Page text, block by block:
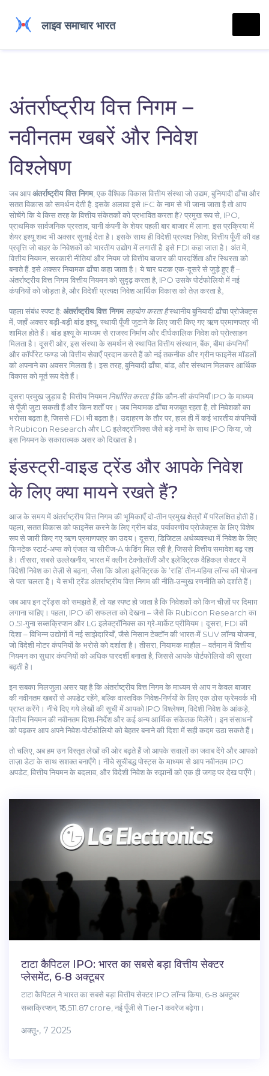
अंतर्राष्ट्रीय वित्त निगम –
नवीनतम खबरें और निवेश
विश्लेषण
जब आपअंतर्राष्ट्रीय वित्त निगम, एक वैश्विक विकास वित्तीय संस्था जो उद्यम, बुनियादी ढाँचा और
सतत विकास को समर्थन देती है. इसके अलावा इसे IFC के नाम से भी जाना जाता हैतो आप
सोचेंगे कि ये किस तरह के वित्तीय संकेतकों को प्रभावित करता है? प्रमुख रूप से, IPO
प्राथमिक सार्वजनिक प्रस्ताव, यानी कंपनी के शेयर पहली बार बाजार में लाना . इस प्रक्रिया में
शेयर इश्यूशब्द भी अक्सर सुनाई देता है। इसके साथ हीविदेशी प्रत्यक्ष निवेश, वित्तीय पूँजी की वह
प्रवृत्ति जो बाहर के निवेशकों को भारतीय उद्योग में लगाती है. इसे FDI कहा जाता है। अंत में,
वित्तीय नियमन, सरकारी नीतियां और नियम जो वित्तीय बाजार की पारदर्शिता और स्थिरता को
बनाते हैं. इसे अक्सरनियामक ढाँचाकहा जाता है। ये चार घटक एक-दूसरे से जुड़े हुए हैं –
अंतर्राष्ट्रीय वित्त निगम वित्तीय नियमन को सुदृढ़ करता है, IPO उसके पोर्टफोलियो में नई
कंपनियों को जोड़ता है, और विदेशी प्रत्यक्ष निवेश आर्थिक विकास को तेज़ करता है。
पहला संबंध स्पष्ट है: अंतर्राष्ट्रीय वित्त निगम सहयोग करता हैस्थानीय बुनियादी ढाँचा प्रोजेक्ट्स
में, जहाँ अक्सर बड़ी‑बड़ीबांड इश्यू, स्थायी पूँजी जुटाने के लिए जारी किए गए ऋण प्रमाणपत्रभी
शामिल होते हैं। बांड इश्यू के माध्यम से राजस्व निर्माण और दीर्घकालिक निवेश को प्रोत्साहन
मिलता है। दूसरी ओर, इस संस्था के समर्थन सेस्थापित वित्तीय संस्थान, बैंक, बीमा कंपनियाँ
और कॉर्पोरेट फण्ड जो वित्तीय सेवाएँ प्रदान करते हैंको नई तकनीक और ग्रीन फाइनेंस मॉडलों
को अपनाने का अवसर मिलता है। इस तरह, बुनियादी ढाँचा, बांड, और संस्थान मिलकर आर्थिक
विकास को मूर्त रूप देते हैं।
दूसरा प्रमुख जुड़ाव है: वित्तीय नियमन निर्धारित करता हैकि कौन‑सी कंपनियाँ IPO के माध्यम
से पूँजी जुटा सकती हैं और किन शर्तों पर। जब नियामक ढाँचा मजबूत रहता है, तो निवेशकों का
भरोसा बढ़ता है, जिससे FDI भी बढ़ता है। उदाहरण के तौर पर, हाल ही में कई भारतीय कंपनियों
ने Rubicon Research और LG इलेक्ट्रॉनिक्स जैसे बड़े नामों के साथ IPO किया, जो
इस नियमन के सकारात्मक असर को दिखाता है।
इंडस्ट्री‑वाइड ट्रेंड और आपके निवेश
के लिए क्या मायने रखते हैं?
आज के समय में अंतर्राष्ट्रीय वित्त निगम की भूमिकाएँ दो‑तीन प्रमुख क्षेत्रों में परिलक्षित होती हैं।
पहला, सतत विकास को फाइनेंस करने के लिएग्रीन बांड पर्यावरणीय प्रोजेक्ट्स के लिए विशेष
रूप से जारी किए गए ऋण प्रमाणपत्रका उदय। दूसरा, डिजिटल अर्थव्यवस्था में निवेश के लिए
फिनटेक स्टार्ट‑अप्स को एंजल या सीरीज‑A फंडिंग मिल रही है, जिससे वित्तीय समावेश बढ़ रहा
है। तीसरा, सबसे उल्लेखनीय, भारत में क्लीन टेक्नोलॉजी और इलेक्ट्रिक वैहिकल सेक्टर में
विदेशी निवेश का तेज़ी से बढ़ना, जैसा कि ओला इलेक्ट्रिक के ‘राहि’ तीन‑पहिया लॉन्च की योजना
से पता चलता है। ये सभी ट्रेंड अंतर्राष्ट्रीय वित्त निगम की नीति‑उन्मुख रणनीति को दर्शाते हैं।
जब आप इन ट्रेंड्स को समझते हैं, तो यह स्पष्ट हो जाता है कि निवेशकों को किन चीज़ों पर दिमाग़
लगाना चाहिए। पहला, IPO की सफलता को देखना – जैसे कि Rubicon Research का
0.51‑गुना सब्सक्रिप्शन और LG इलेक्ट्रॉनिक्स का ग्रे‑मार्केट प्रीमियम। दूसरा, FDI की
दिशा – विभिन्न उद्योगों में नई साझेदारियाँ, जैसे निसान टेक्टॉन की भारत‑में SUV लॉन्च योजना,
जो विदेशी मोटर कंपनियों के भरोसे को दर्शाता है। तीसरा, नियामक माहौल – वर्तमान में वित्तीय
नियमन का सुधार कंपनियों को अधिक पारदर्शी बनाता है, जिससे आपके पोर्टफोलियो की सुरक्षा
बढ़ती है।
इन सबका मिलजुला असर यह है कि अंतर्राष्ट्रीय वित्त निगम के माध्यम से आप न केवल बाजार
की नवीनतम खबरों से अपडेट रहेंगे, बल्कि वास्तविक निवेश‑निर्णयों के लिए एक ठोस फ्रेमवर्क भी
प्राप्त करेंगे। नीचे दिए गये लेखों की सूची में आपको IPO विश्लेषण, विदेशी निवेश के आंकड़े,
वित्तीय नियमन की नवीनतम दिशा‑निर्देश और कई अन्य आर्थिक संकेतक मिलेंगे। इन संसाधनों
को पढ़कर आप अपने निवेश‑पोर्टफोलियो को बेहतर बनाने की दिशा में सही कदम उठा सकते हैं।
तो चलिए, अब हम उन विस्तृत लेखों की ओर बढ़ते हैं जो आपके सवालों का जवाब देंगे और आपको
ताज़ा डेटा के साथ सशक्त बनाएँगे। नीचे सूचीबद्ध पोस्ट्स के माध्यम से आप नवीनतम IPO
अपडेट, वित्तीय नियमन के बदलाव, और विदेशी निवेश के रुझानों को एक ही जगह पर देख पाएँगे।
टाटा कैपिटल IPO: भारत का सबसे बड़ा वित्तीय सेक्टर
प्लेसमेंट, 6‑8 अक्टूबर
टाटा कैपिटल ने भारत का सबसे बड़ा वित्तीय सेक्टर IPO लॉन्च किया, 6‑8 अक्टूबर
सब्सक्रिप्शन, ₹15,511.87 crore, नई पूँजी से Tier‑1 कवरेज बढ़ेगा।
अक्तू॰, 7 2025